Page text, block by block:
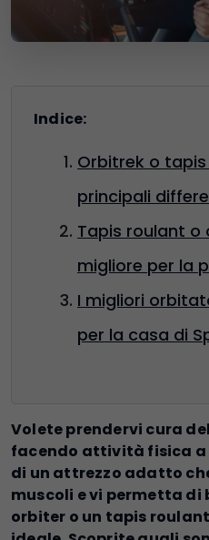
Indice:
Orbitrek o
principali
Tapis roulant o
migliore per la
I migliori
per la casa di
Volete prendervi cura
facendo attività fisica a
di un attrezzo adatto
muscoli e vi permetta di
orbiter o un tapis